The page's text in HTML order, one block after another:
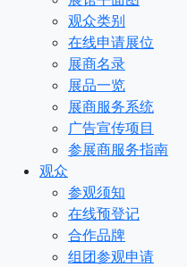
观众类别
在线申请展位
展商名录
展品一览
展商服务系统
广告宣传项目
参展商服务指南
观众
参观须知
在线预登记
合作品牌
组团参观申请